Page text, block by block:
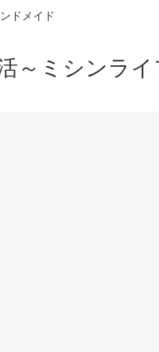
ドメイド
～ミシンライ